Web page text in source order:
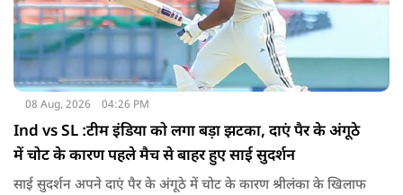
08 Aug, 2026 04:26 PM
Ind vs SL :टीम इंडिया को लगा बड़ा झटका, दाएं पैर के अंगूठे
में चोट के कारण पहले मैच से बाहर हुए साई सुदर्शन
साई सुदर्शन अपने दाएं पैर के अंगूठे में चोट के कारण श्रीलंका के खिलाफ